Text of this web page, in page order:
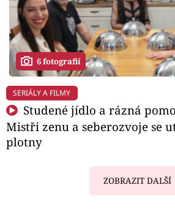
6 fotografií
SERIÁLY A FILMY
Studené jídlo a rázná
Mistři zenu a seberozvoje se
plotny
ZOBRAZIT DALŠÍ